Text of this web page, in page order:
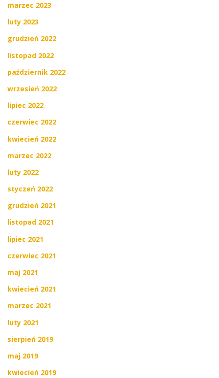
marzec 2023
luty 2023
grudzień 2022
listopad 2022
październik 2022
wrzesień 2022
lipiec 2022
czerwiec 2022
kwiecień 2022
marzec 2022
luty 2022
styczeń 2022
grudzień 2021
listopad 2021
lipiec 2021
czerwiec 2021
maj 2021
kwiecień 2021
marzec 2021
luty 2021
sierpień 2019
maj 2019
kwiecień 2019